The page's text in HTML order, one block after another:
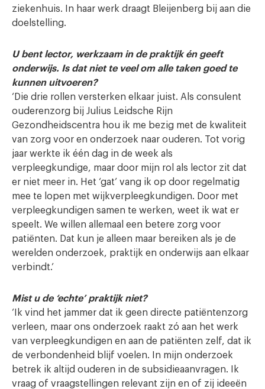
ziekenhuis. In haar werk draagt Bleijenberg bij aan die
doelstelling.
U bent lector, werkzaam in de praktijk én geeft
onderwijs. Is dat niet te veel om alle taken goed te
kunnen uitvoeren?
‘Die drie rollen versterken elkaar juist. Als consulent
ouderenzorg bij Julius Leidsche Rijn
Gezondheidscentra hou ik me bezig met de kwaliteit
van zorg voor en onderzoek naar ouderen. Tot vorig
jaar werkte ik één dag in de week als
verpleegkundige, maar door mijn rol als lector zit dat
er niet meer in. Het ‘gat’ vang ik op door regelmatig
mee te lopen met wijkverpleegkundigen. Door met
verpleegkundigen samen te werken, weet ik wat er
speelt. We willen allemaal een betere zorg voor
patiënten. Dat kun je alleen maar bereiken als je de
werelden onderzoek, praktijk en onderwijs aan elkaar
verbindt.’
Mist u de ‘echte’ praktijk niet?
‘Ik vind het jammer dat ik geen directe patiëntenzorg
verleen, maar ons onderzoek raakt zó aan het werk
van verpleegkundigen en aan de patiënten zelf, dat ik
de verbondenheid blijf voelen. In mijn onderzoek
betrek ik altijd ouderen in de subsidieaanvragen. Ik
vraag of vraagstellingen relevant zijn en of zij ideeën